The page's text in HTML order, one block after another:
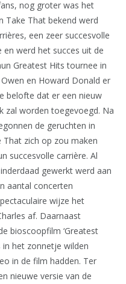
nog groter was het
Take That bekend werd
een zeer succesvolle
werd het succes uit de
Greatest Hits tournee in
en Howard Donald er
belofte dat er een nieuw
zal worden toegevoegd. Na
de geruchten in
zich op zou maken
succesvolle carrière. Al
gewerkt werd aan
aantal concerten
wijze het
af. Daarnaast
bioscoopfilm ‘Greatest
in het zonnetje wilden
in de film hadden. Ter
nieuwe versie van de